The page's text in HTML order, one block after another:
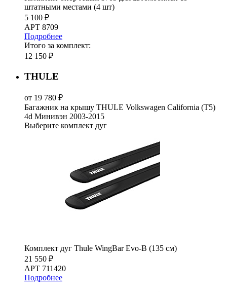
штатными местами (4 шт)
5 100 ₽
АРТ 8709
Подробнее
Итого за комплект:
12 150 ₽
THULE
от 19 780 ₽
Багажник на крышу THULE Volkswagen California (T5)
4d Минивэн 2003-2015
Выберите комплект дуг
Комплект дуг Thule WingBar Evo-B (135 см)
21 550 ₽
АРТ 711420
Подробнее